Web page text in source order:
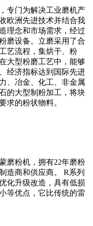
专门为解决工业磨机产
欧洲先进技术并结合我
理念和市场需求，经过
磨设备。立磨采用了合
艺流程，集烘干、粉
大型粉磨工艺中，能够
经济指标达到国际先进
、冶金、化工、非金属
的大型制粉加工，将块
求的粉状物料。
磨粉机，拥有22年磨粉
造商和供应商。 R系列
化升级改造，具有低损
等优点，它比传统的雷